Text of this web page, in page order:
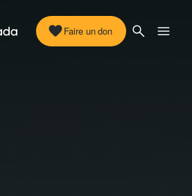
Faire un don